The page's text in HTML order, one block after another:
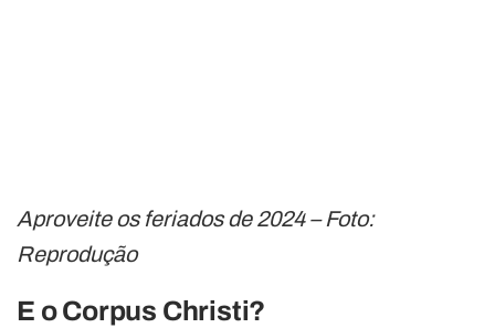
Aproveite os feriados de 2024 – Foto:
Reprodução
E o Corpus Christi?